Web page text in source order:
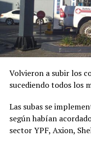
Volvieron a subir los
sucediendo todos los
Las subas se
según habían
sector YPF, Axion,